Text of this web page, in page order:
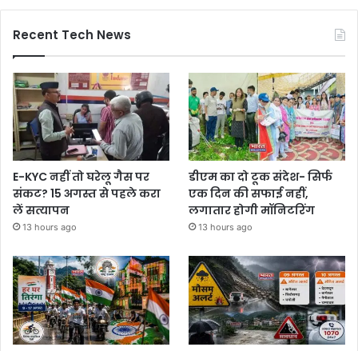
Recent Tech News
E-KYC नहीं तो घरेलू गैस पर
संकट? 15 अगस्त से पहले करा
लें सत्यापन
13 hours ago
डीएम का दो टूक संदेश- सिर्फ
एक दिन की सफाई नहीं,
लगातार होगी मॉनिटरिंग
13 hours ago